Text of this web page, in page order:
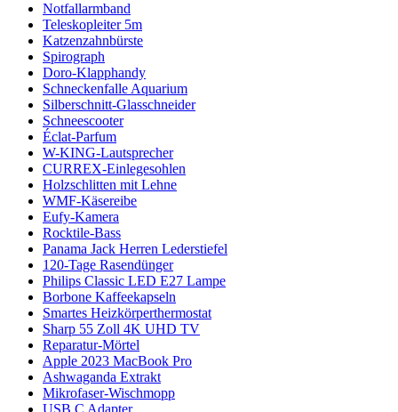
Notfallarmband
Teleskopleiter 5m
Katzenzahnbürste
Spirograph
Doro-Klapphandy
Schneckenfalle Aquarium
Silberschnitt-Glasschneider
Schneescooter
Éclat-Parfum
W-KING-Lautsprecher
CURREX-Einlegesohlen
Holzschlitten mit Lehne
WMF-Käsereibe
Eufy-Kamera
Rocktile-Bass
Panama Jack Herren Lederstiefel
120-Tage Rasendünger
Philips Classic LED E27 Lampe
Borbone Kaffeekapseln
Smartes Heizkörperthermostat
Sharp 55 Zoll 4K UHD TV
Reparatur-Mörtel
Apple 2023 MacBook Pro
Ashwaganda Extrakt
Mikrofaser-Wischmopp